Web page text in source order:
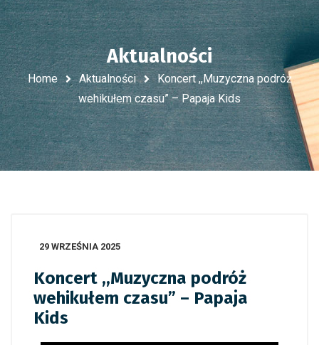
Aktualności
Home Aktualności
Koncert ,,Muzyczna podróż
wehikułem czasu” – Papaja Kids
29 WRZEŚNIA 2025
Koncert ,,Muzyczna podróż
wehikułem czasu” – Papaja
Kids